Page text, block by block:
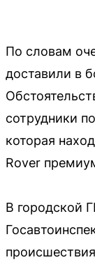
По словам
доставили в
сотрудники
которая
Rover
В городской